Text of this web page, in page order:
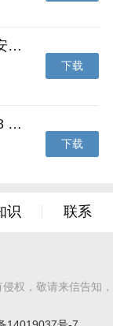
萝卜笔记app下载v1.1.6 安卓版
下载
贯联商户端app下载v6.1.8 安卓版
下载
识 联系
权，敬请来信告知，